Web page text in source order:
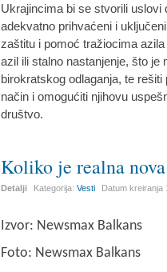
Ukrajincima bi se stvorili uslovi
adekvatno prihvaćeni i
zaštitu i pomoć tražiocima
azil ili stalno nastanjenje, što
birokratskog odlaganja, te
način i omogućiti njihovu
društvo.
Koliko je realna
Detalji Kategorija:Vesti Datum kreiranja
Izvor: Newsmax Balkans
Foto: Newsmax Balkans